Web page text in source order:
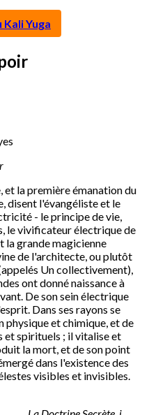
Yuga
et la première émanation du
disent l'évangéliste et le
- le principe de vie,
le vivificateur électrique de
la grande magicienne
de l'architecte, ou plutôt
Un collectivement),
ont donné naissance à
De son sein électrique
Dans ses rayons se
et chimique, et de
et spirituels ; il vitalise et
la mort, et de son point
dans l'existence des
visibles et invisibles.